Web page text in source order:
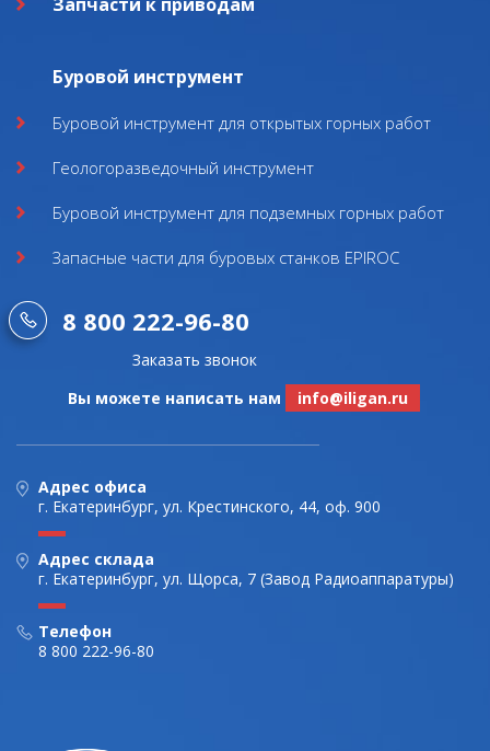
Буровой инструмент
Буровой инструмент для открытых горных работ
Геологоразведочный инструмент
Буровой инструмент для подземных горных работ
Запасные части для буровых станков EPIROC
8 800 222-96-80
Заказать звонок
Вы можете написать нам
info@iligan.ru
Адрес офиса
г. Екатеринбург, ул. Крестинского, 44, оф. 900
Адрес склада
г. Екатеринбург, ул. Щорса, 7 (Завод Радиоаппаратуры)
Телефон
8 800 222-96-80